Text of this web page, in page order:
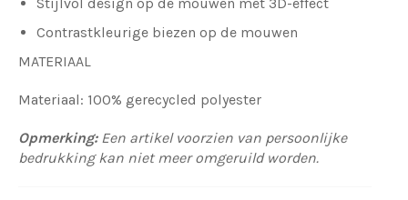
Contrastkleurige biezen op de mouwen
MATERIAAL
Materiaal: 100% gerecycled polyester
Opmerking:Een artikel voorzien van persoonlijke
bedrukking kan niet meer omgeruild worden.